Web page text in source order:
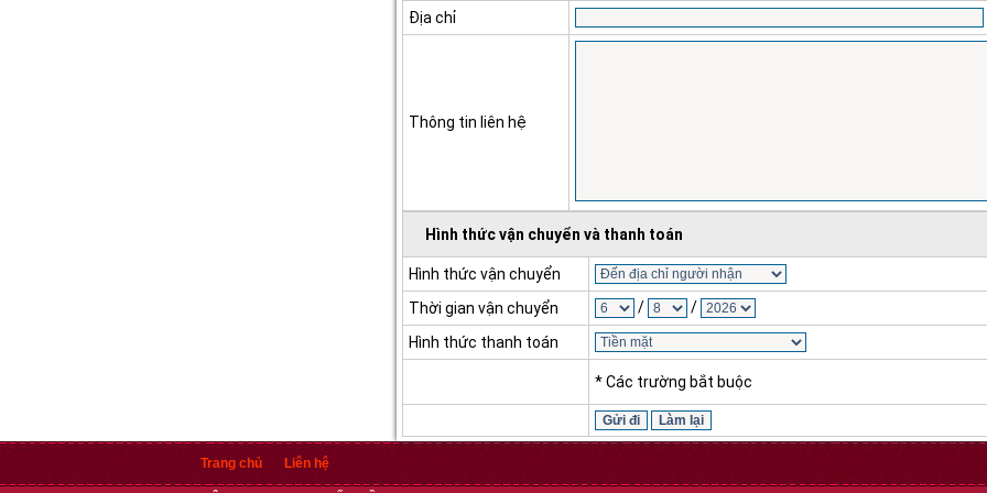
Địa chỉ
Thông tin liên hệ
Hình thức vận chuyển và thanh toán
Hình thức vận chuyển
Thời gian vận chuyển
/
/
Hình thức thanh toán
* Các trường bắt buộc
Trang chủ Liên hệ